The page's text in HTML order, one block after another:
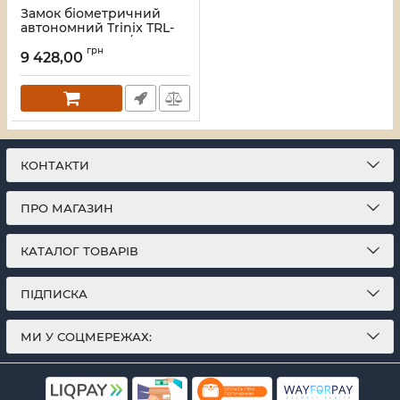
Замок біометричний
автономний Trinix TRL-
8803BTV Black L/R з
Bluetooth та Wi-Fi,
долоней, зчитувачем
відбитків пальців і карт
Mifare
Артикул:65-00086
9 428,00 грн
КОНТАКТИ
ПРО МАГАЗИН
КАТАЛОГ ТОВАРІВ
ПІДПИСКА
МИ У СОЦМЕРЕЖАХ: